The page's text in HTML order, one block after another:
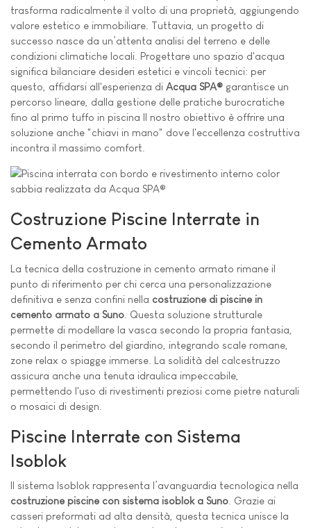
trasforma radicalmente il volto di una proprietà, aggiungendo
valore estetico e immobiliare. Tuttavia, un progetto di
successo nasce da un’attenta analisi del terreno e delle
condizioni climatiche locali. Progettare uno spazio d'acqua
significa bilanciare desideri estetici e vincoli tecnici: per
questo, affidarsi all'esperienza di Acqua SPA® garantisce un
percorso lineare, dalla gestione delle pratiche burocratiche
fino al primo tuffo in piscina Il nostro obiettivo è offrire una
soluzione anche "chiavi in mano" dove l'eccellenza costruttiva
incontra il massimo comfort.
Costruzione Piscine Interrate in
Cemento Armato
La tecnica della costruzione in cemento armato rimane il
punto di riferimento per chi cerca una personalizzazione
definitiva e senza confini nella costruzione di piscine in
cemento armato a Suno . Questa soluzione strutturale
permette di modellare la vasca secondo la propria fantasia,
secondo il perimetro del giardino, integrando scale romane,
zone relax o spiagge immerse. La solidità del calcestruzzo
assicura anche una tenuta idraulica impeccabile,
permettendo l'uso di rivestimenti preziosi come pietre naturali
o mosaici di design.
Piscine Interrate con Sistema
Isoblok
Il sistema Isoblok rappresenta l’avanguardia tecnologica nella
costruzione piscine con sistema isoblok a Suno . Grazie ai
casseri preformati ad alta densità, questa tecnica unisce la